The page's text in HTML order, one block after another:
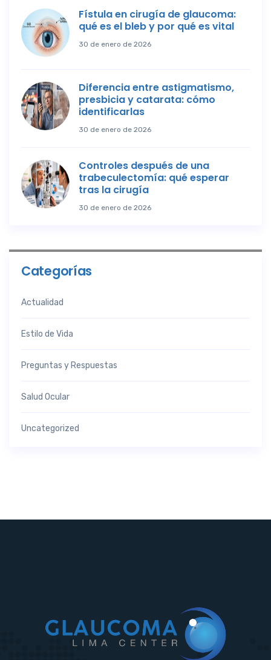
Fístula en cirugía de glaucoma:
qué es el bleb y por qué es vital
30 de enero de 2026
Diferencia entre astigmatismo,
presbicia y catarata: cómo
identificarlas
30 de enero de 2026
Controles después de una
trabeculectomía: qué esperar
tras la cirugía
30 de enero de 2026
Categorías
Actualidad
Estilo de Vida
Preguntas y Respuestas
Salud Ocular
Uncategorized